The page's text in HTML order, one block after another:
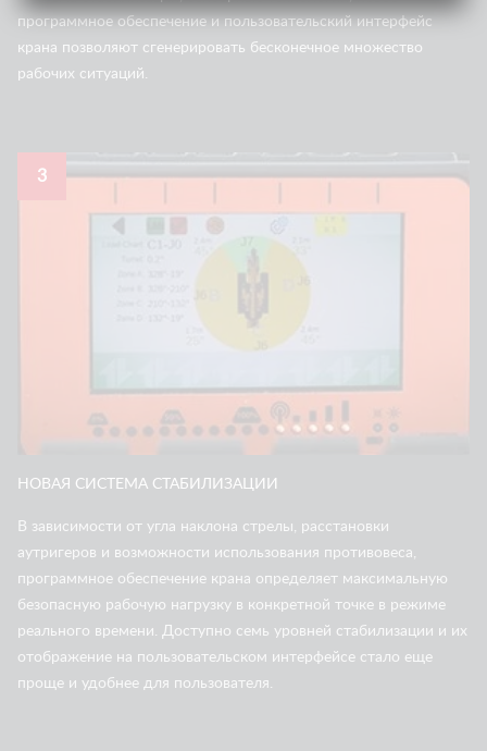
программное обеспечение и пользовательский интерфейс
крана позволяют сгенерировать бесконечное множество
рабочих ситуаций.
3
НОВАЯ СИСТЕМА СТАБИЛИЗАЦИИ
В зависимости от угла наклона стрелы, расстановки
аутригеров и возможности использования противовеса,
программное обеспечение крана определяет максимальную
безопасную рабочую нагрузку в конкретной точке в режиме
реального времени. Доступно семь уровней стабилизации и их
отображение на пользовательском интерфейсе стало еще
проще и удобнее для пользователя.